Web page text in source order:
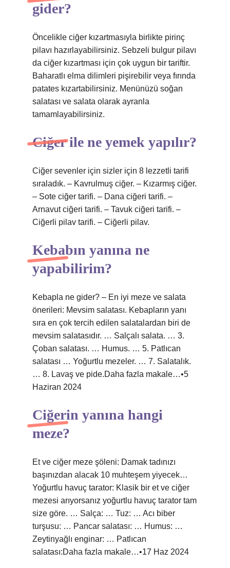
gider?
Öncelikle ciğer kızartmasıyla birlikte pirinç
pilavı hazırlayabilirsiniz. Sebzeli bulgur pilavı
da ciğer kızartması için çok uygun bir tariftir.
Baharatlı elma dilimleri pişirebilir veya fırında
patates kızartabilirsiniz. Menünüzü soğan
salatası ve salata olarak ayranla
tamamlayabilirsiniz.
Ciğer ile ne yemek yapılır?
Ciğer sevenler için sizler için 8 lezzetli tarifi
sıraladık. – Kavrulmuş ciğer. – Kızarmış ciğer.
– Sote ciğer tarifi. – Dana ciğeri tarifi. –
Arnavut ciğeri tarifi. – Tavuk ciğeri tarifi. –
Ciğerli pilav tarifi. – Ciğerli pilav.
Kebabın yanına ne
yapabilirim?
Kebapla ne gider? – En iyi meze ve salata
önerileri: Mevsim salatası. Kebapların yanı
sıra en çok tercih edilen salatalardan biri de
mevsim salatasıdır. … Salçalı salata. … 3.
Çoban salatası. … Humus. … 5. Patlıcan
salatası … Yoğurtlu mezeler. … 7. Salatalık.
… 8. Lavaş ve pide.Daha fazla makale…•5
Haziran 2024
Ciğerin yanına hangi
meze?
Et ve ciğer meze şöleni: Damak tadınızı
başınızdan alacak 10 muhteşem yiyecek…
Yoğurtlu havuç tarator: Klasik bir et ve ciğer
mezesi arıyorsanız yoğurtlu havuç tarator tam
size göre. … Salça: … Tuz: … Acı biber
turşusu: … Pancar salatası: … Humus: …
Zeytinyağlı enginar: … Patlıcan
salatası:Daha fazla makale…•17 Haz 2024